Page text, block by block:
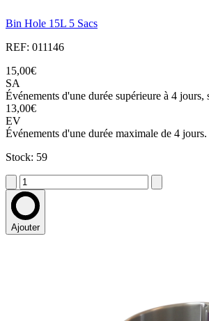
Bin Hole 15L 5 Sacs
REF: 011146
15,00€
SA
Événements d'une durée supérieure à 4 jours,
13,00€
EV
Événements d'une durée maximale de 4 jours.
Stock: 59
Ajouter